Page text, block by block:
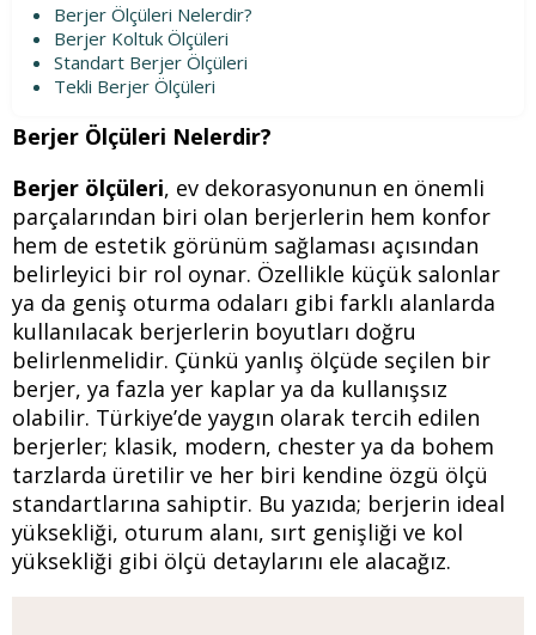
Berjer Ölçüleri Nelerdir?
Berjer Koltuk Ölçüleri
Standart Berjer Ölçüleri
Tekli Berjer Ölçüleri
Berjer Ölçüleri Nelerdir?
Berjer ölçüleri, ev dekorasyonunun en önemli
parçalarından biri olan berjerlerin hem konfor
hem de estetik görünüm sağlaması açısından
belirleyici bir rol oynar. Özellikle küçük salonlar
ya da geniş oturma odaları gibi farklı alanlarda
kullanılacak berjerlerin boyutları doğru
belirlenmelidir. Çünkü yanlış ölçüde seçilen bir
berjer, ya fazla yer kaplar ya da kullanışsız
olabilir. Türkiye’de yaygın olarak tercih edilen
berjerler; klasik, modern, chester ya da bohem
tarzlarda üretilir ve her biri kendine özgü ölçü
standartlarına sahiptir. Bu yazıda; berjerin ideal
yüksekliği, oturum alanı, sırt genişliği ve kol
yüksekliği gibi ölçü detaylarını ele alacağız.